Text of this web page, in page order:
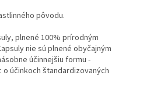
pôvodu.
plnené 100% prírodným
nie sú plnené obyčajným
účinnejšiu formu -
účinkoch štandardizovaných